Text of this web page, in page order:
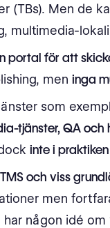
(TBs). Men de
multimedia-
portal för att
meninga
som
tjänster, QA
inte i praktiken
och viss
men
någon idé